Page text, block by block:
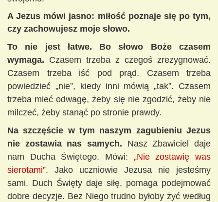
A Jezus mówi jasno: miłość poznaje się po tym,
czy zachowujesz moje słowo.
To nie jest łatwe. Bo słowo Boże czasem
wymaga. Czasem trzeba z czegoś zrezygnować.
Czasem trzeba iść pod prąd. Czasem trzeba
powiedzieć „nie”, kiedy inni mówią „tak”. Czasem
trzeba mieć odwagę, żeby się nie zgodzić, żeby nie
milczeć, żeby stanąć po stronie prawdy.
Na szczęście w tym naszym zagubieniu Jezus
nie zostawia nas samych. Nasz Zbawiciel daje
nam Ducha Świętego. Mówi: „Nie zostawię was
sierotami”. Jako uczniowie Jezusa nie jesteśmy
sami. Duch Święty daje siłę, pomaga podejmować
dobre decyzje. Bez Niego trudno byłoby żyć według